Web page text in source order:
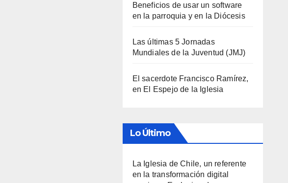
Beneficios de usar un software
en la parroquia y en la Diócesis
Las últimas 5 Jornadas
Mundiales de la Juventud (JMJ)
El sacerdote Francisco Ramírez,
en El Espejo de la Iglesia
Lo Último
La Iglesia de Chile, un referente
en la transformación digital